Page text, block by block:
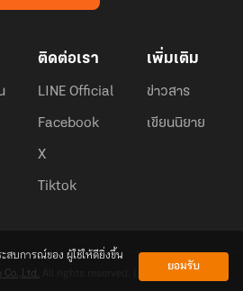
ติดต่อเรา
LINE Official
Facebook
X
Tiktok
เพิ่มเติม
ข่าวสาร
เขียนนิยาย
Co.,Ltd.
บการณ์ของ ผู้ใช้ให้ดียิ่งขึ้น
ยอมรับ